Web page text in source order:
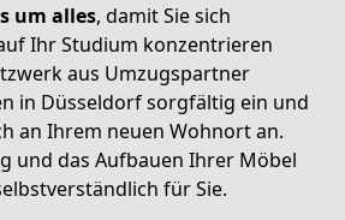
um alles, damit Sie sich
Ihr Studium konzentrieren
aus Umzugspartner
in Düsseldorf sorgfältig ein und
an Ihrem neuen Wohnort an.
und das Aufbauen Ihrer Möbel
für Sie.